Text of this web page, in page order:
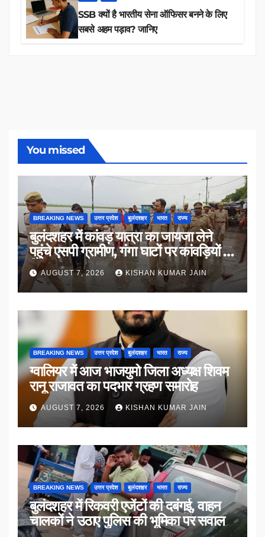
SSB क्यों है भारतीय सेना ऑफिसर बनने के लिए
सबसे अहम पड़ाव? जानिए
You missed
BREAKING NEWS उत्तर प्रदेश बुलंदशहर भारत राज्य
बुलंदशहर में कांवड़ यात्रा का जायजा लेने
पहुंचे एसपी ग्रामीण, गंगा घाटों पर कांवड़ियों से
किया संवाद
AUGUST 7, 2026 KISHAN KUMAR JAIN
BREAKING NEWS उत्तर प्रदेश बुलंदशहर भारत राज्य
ग्वालियर में आज भाजयुमो जिला अध्यक्ष शिवम
रानू राजावत का पदभार ग्रहण समारोह
AUGUST 7, 2026 KISHAN KUMAR JAIN
BREAKING NEWS उत्तर प्रदेश बुलंदशहर भारत राज्य
बुलंदशहर में रिकवरी एजेंटों की दबंगई, वाहन
चालकों ने उठाए पुलिस की भूमिका पर सवाल